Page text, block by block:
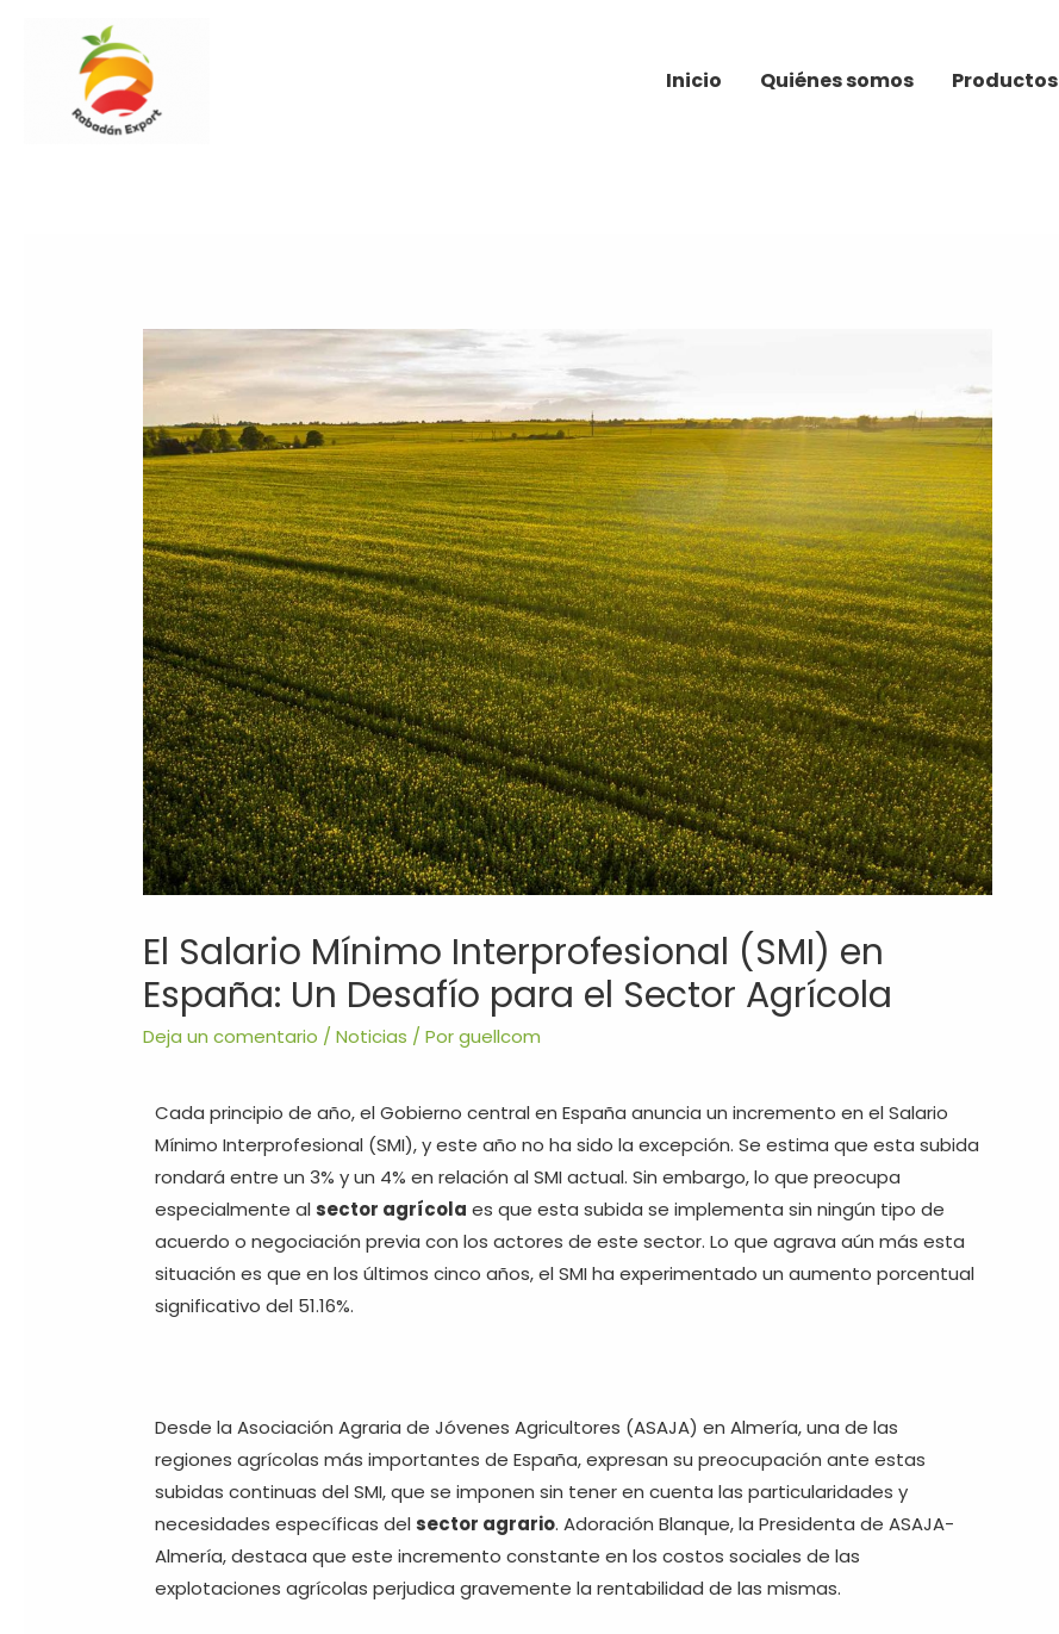
Inicio Quiénes somos Productos
El Salario Mínimo Interprofesional (SMI) en
España: Un Desafío para el Sector Agrícola
Deja un comentario /Noticias / Porguellcom
Cada principio de año, el Gobierno central en España anuncia un incremento en el Salario
Mínimo Interprofesional (SMI), y este año no ha sido la excepción. Se estima que esta subida
rondará entre un 3% y un 4% en relación al SMI actual. Sin embargo, lo que preocupa
especialmente al sector agrícola es que esta subida se implementa sin ningún tipo de
acuerdo o negociación previa con los actores de este sector. Lo que agrava aún más esta
situación es que en los últimos cinco años, el SMI ha experimentado un aumento porcentual
significativo del 51.16%.
Desde la Asociación Agraria de Jóvenes Agricultores (ASAJA) en Almería, una de las
regiones agrícolas más importantes de España, expresan su preocupación ante estas
subidas continuas del SMI, que se imponen sin tener en cuenta las particularidades y
necesidades específicas del sector agrario. Adoración Blanque, la Presidenta de ASAJA-
Almería, destaca que este incremento constante en los costos sociales de las
explotaciones agrícolas perjudica gravemente la rentabilidad de las mismas.